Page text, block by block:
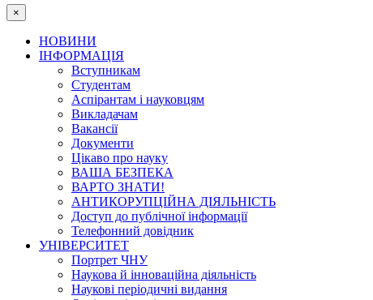
×
НОВИНИ
ІНФОРМАЦІЯ
Вступникам
Студентам
Аспірантам і науковцям
Викладачам
Вакансії
Документи
Цікаво про науку
ВАША БЕЗПЕКА
ВАРТО ЗНАТИ!
АНТИКОРУПЦІЙНА ДІЯЛЬНІСТЬ
Доступ до публічної інформації
Телефонний довідник
УНІВЕРСИТЕТ
Портрет ЧНУ
Наукова й інноваційна діяльність
Наукові періодичні видання